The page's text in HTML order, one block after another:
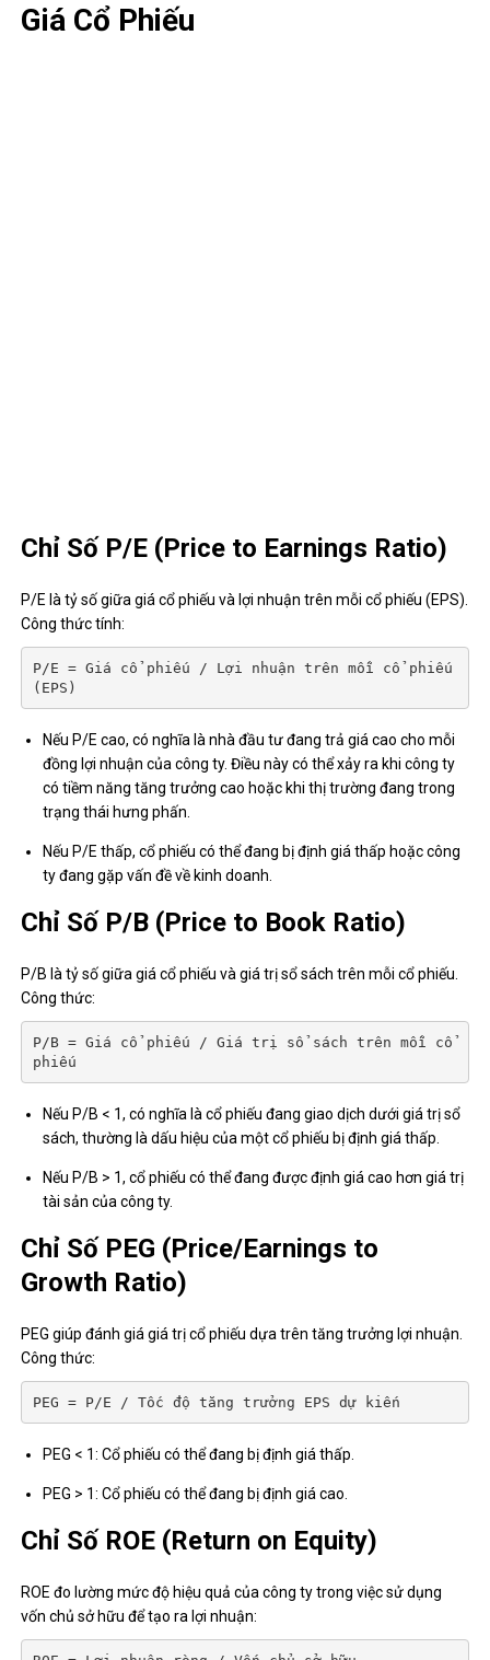
Giá Cổ Phiếu
Chỉ Số P/E (Price to Earnings Ratio)
P/E là tỷ số giữa giá cổ phiếu và lợi nhuận trên mỗi cổ phiếu (EPS).
Công thức tính:
P/E = Giá cổ phiếu / Lợi nhuận trên mỗi cổ phiếu
(EPS)
Nếu P/E cao, có nghĩa là nhà đầu tư đang trả giá cao cho mỗi
đồng lợi nhuận của công ty. Điều này có thể xảy ra khi công ty
có tiềm năng tăng trưởng cao hoặc khi thị trường đang trong
trạng thái hưng phấn.
Nếu P/E thấp, cổ phiếu có thể đang bị định giá thấp hoặc công
ty đang gặp vấn đề về kinh doanh.
Chỉ Số P/B (Price to Book Ratio)
P/B là tỷ số giữa giá cổ phiếu và giá trị sổ sách trên mỗi cổ phiếu.
Công thức:
P/B = Giá cổ phiếu / Giá trị sổ sách trên mỗi cổ
phiếu
Nếu P/B < 1, có nghĩa là cổ phiếu đang giao dịch dưới giá trị sổ
sách, thường là dấu hiệu của một cổ phiếu bị định giá thấp.
Nếu P/B > 1, cổ phiếu có thể đang được định giá cao hơn giá trị
tài sản của công ty.
Chỉ Số PEG (Price/Earnings to
Growth Ratio)
PEG giúp đánh giá giá trị cổ phiếu dựa trên tăng trưởng lợi nhuận.
Công thức:
PEG = P/E / Tốc độ tăng trưởng EPS dự kiến
PEG < 1: Cổ phiếu có thể đang bị định giá thấp.
PEG > 1: Cổ phiếu có thể đang bị định giá cao.
Chỉ Số ROE (Return on Equity)
ROE đo lường mức độ hiệu quả của công ty trong việc sử dụng
vốn chủ sở hữu để tạo ra lợi nhuận: